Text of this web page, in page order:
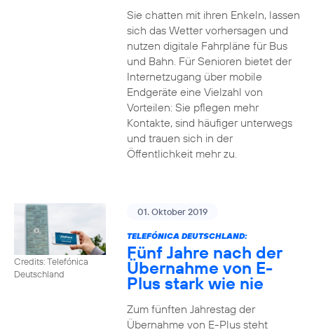
Sie chatten mit ihren Enkeln, lassen
sich das Wetter vorhersagen und
nutzen digitale Fahrpläne für Bus
und Bahn. Für Senioren bietet der
Internetzugang über mobile
Endgeräte eine Vielzahl von
Vorteilen: Sie pflegen mehr
Kontakte, sind häufiger unterwegs
und trauen sich in der
Öffentlichkeit mehr zu.
Credits: Telefónica
Deutschland
01. Oktober 2019
TELEFÓNICA DEUTSCHLAND:
Fünf Jahre nach der
Übernahme von E-
Plus stark wie nie
Zum fünften Jahrestag der
Übernahme von E-Plus steht